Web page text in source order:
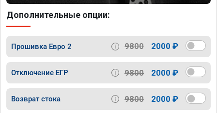
Дополнительные опции:
Прошивка Евро 2 9800 2000 ₽
Отключение ЕГР 9800 2000 ₽
Возврат стока 9800 2000 ₽